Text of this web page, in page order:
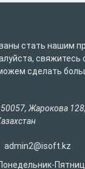
стать нашим
свяжитесь
сделать
,Жарокова 128
admin2@isoft.kz